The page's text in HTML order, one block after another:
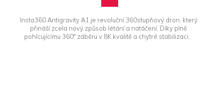
Insta360 Antigravity A1 je revoluční 360stupňový dron, který
přináší zcela nový způsob létání a natáčení. Díky plně
pohlcujícímu 360° záběru v 8K kvalitě a chytré stabilizaci...